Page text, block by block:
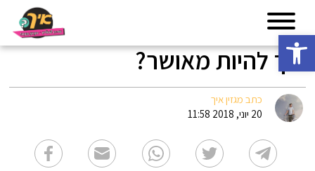
פתח סרגל נגישות
איך להיות מאושר?
כתב מגזין איך
20 יוני, 2018 11:58